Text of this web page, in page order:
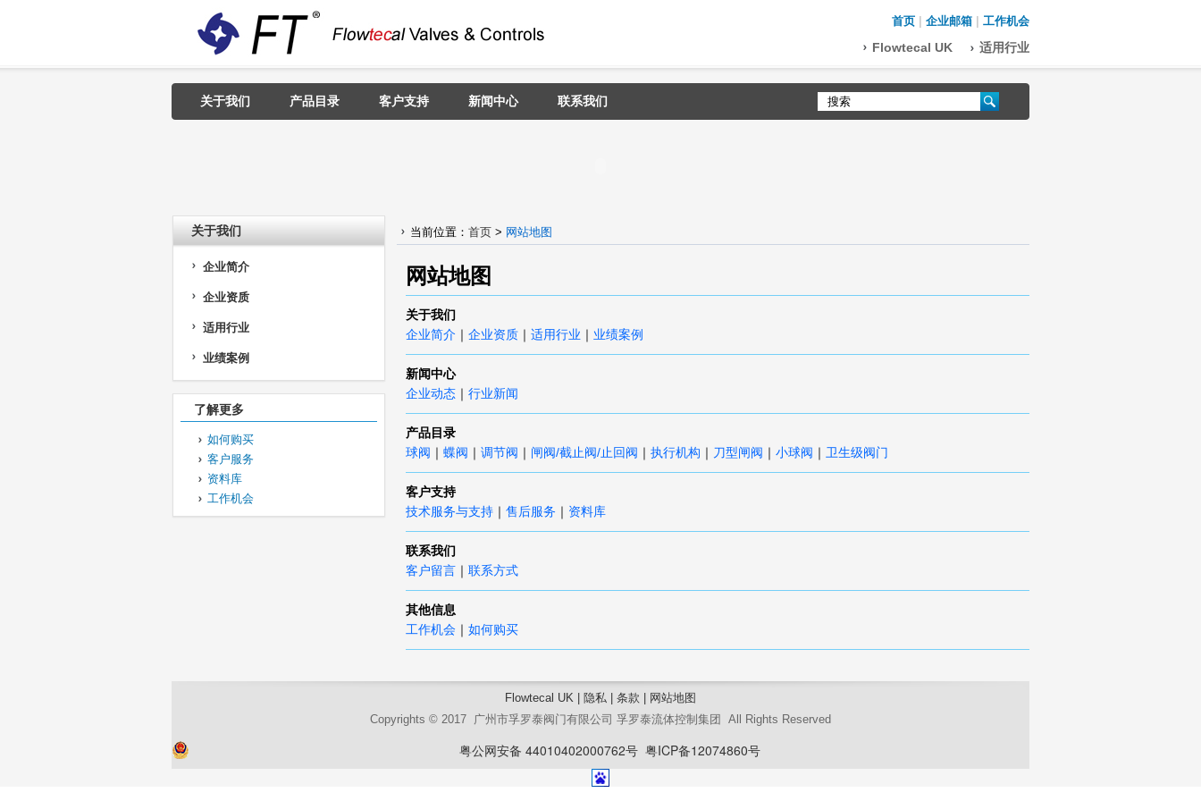
首页 企业邮箱 工作机会
适用行业
Flowtecal UK
关于我们 产品目录 客户支持 新闻中心 联系我们
关于我们
企业简介
企业资质
适用行业
业绩案例
了解更多
如何购买
客户服务
资料库
工作机会
当前位置： 首页 > 网站地图
网站地图
关于我们
企业简介
企业资质 适用行业 业绩案例
新闻中心
企业动态
行业新闻
产品目录
球阀
蝶阀 调节阀 闸阀/截止阀/止回阀 执行机构 刀型闸阀 小球阀 卫生级阀门
客户支持
技术服务与支持
售后服务 资料库
联系我们
客户留言
联系方式
其他信息
工作机会
如何购买
Flowtecal UK 隐私 条款
网站地图
Copyrights © 2017 广州市孚罗泰阀门有限公司 孚罗泰流体控制集团 All Rights Reserved
粤公网安备 44010402000762号 粤ICP备12074860号